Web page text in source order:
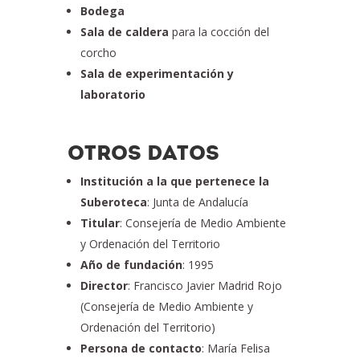
Bodega
Sala de caldera para la cocción del
corcho
Sala de experimentación y
laboratorio
OTROS DATOS
Institución a la que pertenece la
Suberoteca: Junta de Andalucía
Titular: Consejería de Medio Ambiente
y Ordenación del Territorio
Año de fundación: 1995
Director: Francisco Javier Madrid Rojo
(Consejería de Medio Ambiente y
Ordenación del Territorio)
Persona de contacto: María Felisa